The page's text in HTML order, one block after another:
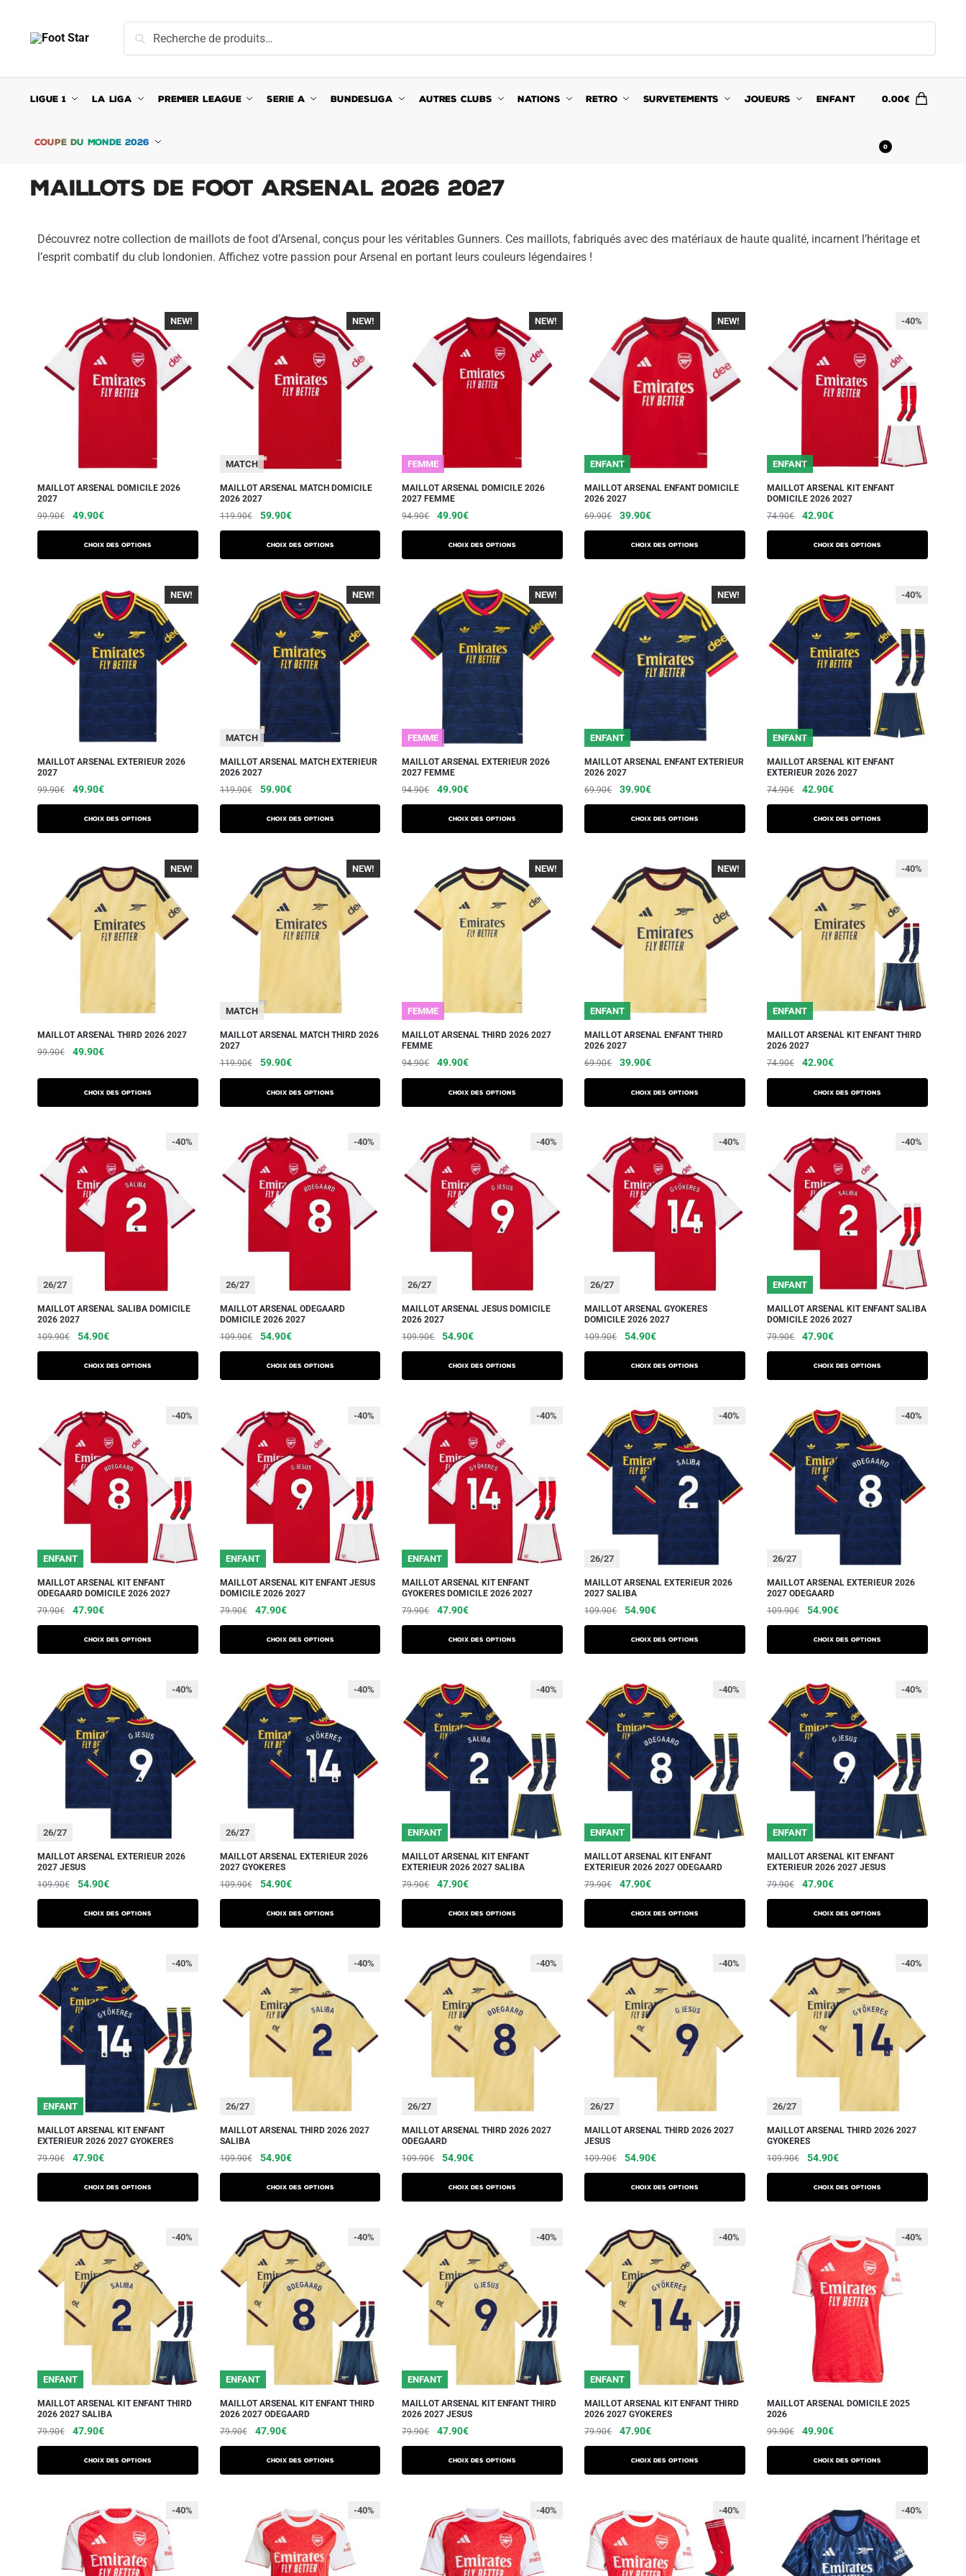
Recherche
LIGUE 1 LA LIGA PREMIER LEAGUE SERIE A BUNDESLIGA AUTRES CLUBS NATIONS RETRO SURVETEMENTS JOUEURS ENFANT
COUPE DU MONDE 2026
0.00€
0
Maillots de Foot Arsenal 2026 2027
Découvrez notre collection de maillots de foot d’Arsenal, conçus pour les véritables Gunners. Ces maillots, fabriqués avec des matériaux de haute qualité, incarnent l’héritage et
l’esprit combatif du club londonien. Affichez votre passion pour Arsenal en portant leurs couleurs légendaires !
-40%
NEW!
MAILLOT ARSENAL DOMICILE 2026
2027
99.90€ 49.90€
Choix des options
-40%
NEW!
MATCH
MAILLOT ARSENAL MATCH DOMICILE
2026 2027
119.90€ 59.90€
Choix des options
-40%
NEW!
FEMME
MAILLOT ARSENAL DOMICILE 2026
2027 FEMME
94.90€ 49.90€
Choix des options
-40%
NEW!
ENFANT
MAILLOT ARSENAL ENFANT DOMICILE
2026 2027
69.90€ 39.90€
Choix des options
ENFANT
-40%
MAILLOT ARSENAL KIT ENFANT
DOMICILE 2026 2027
74.90€ 42.90€
Choix des options
-40%
NEW!
MAILLOT ARSENAL EXTERIEUR 2026
2027
99.90€ 49.90€
Choix des options
-40%
NEW!
MATCH
MAILLOT ARSENAL MATCH EXTERIEUR
2026 2027
119.90€ 59.90€
Choix des options
-40%
NEW!
FEMME
MAILLOT ARSENAL EXTERIEUR 2026
2027 FEMME
94.90€ 49.90€
Choix des options
-40%
NEW!
ENFANT
MAILLOT ARSENAL ENFANT EXTERIEUR
2026 2027
69.90€ 39.90€
Choix des options
ENFANT
-40%
MAILLOT ARSENAL KIT ENFANT
EXTERIEUR 2026 2027
74.90€ 42.90€
Choix des options
-40%
NEW!
MAILLOT ARSENAL THIRD 2026 2027
99.90€ 49.90€
Choix des options
-40%
NEW!
MATCH
MAILLOT ARSENAL MATCH THIRD 2026
2027
119.90€ 59.90€
Choix des options
-40%
NEW!
FEMME
MAILLOT ARSENAL THIRD 2026 2027
FEMME
94.90€ 49.90€
Choix des options
-40%
NEW!
ENFANT
MAILLOT ARSENAL ENFANT THIRD
2026 2027
69.90€ 39.90€
Choix des options
ENFANT
-40%
MAILLOT ARSENAL KIT ENFANT THIRD
2026 2027
74.90€ 42.90€
Choix des options
26/27
-40%
MAILLOT ARSENAL SALIBA DOMICILE
2026 2027
109.90€ 54.90€
Choix des options
26/27
-40%
MAILLOT ARSENAL ODEGAARD
DOMICILE 2026 2027
109.90€ 54.90€
Choix des options
26/27
-40%
MAILLOT ARSENAL JESUS DOMICILE
2026 2027
109.90€ 54.90€
Choix des options
26/27
-40%
MAILLOT ARSENAL GYOKERES
DOMICILE 2026 2027
109.90€ 54.90€
Choix des options
ENFANT
-40%
MAILLOT ARSENAL KIT ENFANT SALIBA
DOMICILE 2026 2027
79.90€ 47.90€
Choix des options
ENFANT
-40%
MAILLOT ARSENAL KIT ENFANT
ODEGAARD DOMICILE 2026 2027
79.90€ 47.90€
Choix des options
ENFANT
-40%
MAILLOT ARSENAL KIT ENFANT JESUS
DOMICILE 2026 2027
79.90€ 47.90€
Choix des options
ENFANT
-40%
MAILLOT ARSENAL KIT ENFANT
GYOKERES DOMICILE 2026 2027
79.90€ 47.90€
Choix des options
26/27
-40%
MAILLOT ARSENAL EXTERIEUR 2026
2027 SALIBA
109.90€ 54.90€
Choix des options
26/27
-40%
MAILLOT ARSENAL EXTERIEUR 2026
2027 ODEGAARD
109.90€ 54.90€
Choix des options
26/27
-40%
MAILLOT ARSENAL EXTERIEUR 2026
2027 JESUS
109.90€ 54.90€
Choix des options
26/27
-40%
MAILLOT ARSENAL EXTERIEUR 2026
2027 GYOKERES
109.90€ 54.90€
Choix des options
ENFANT
-40%
MAILLOT ARSENAL KIT ENFANT
EXTERIEUR 2026 2027 SALIBA
79.90€ 47.90€
Choix des options
ENFANT
-40%
MAILLOT ARSENAL KIT ENFANT
EXTERIEUR 2026 2027 ODEGAARD
79.90€ 47.90€
Choix des options
ENFANT
-40%
MAILLOT ARSENAL KIT ENFANT
EXTERIEUR 2026 2027 JESUS
79.90€ 47.90€
Choix des options
ENFANT
-40%
MAILLOT ARSENAL KIT ENFANT
EXTERIEUR 2026 2027 GYOKERES
79.90€ 47.90€
Choix des options
26/27
-40%
MAILLOT ARSENAL THIRD 2026 2027
SALIBA
109.90€ 54.90€
Choix des options
26/27
-40%
MAILLOT ARSENAL THIRD 2026 2027
ODEGAARD
109.90€ 54.90€
Choix des options
26/27
-40%
MAILLOT ARSENAL THIRD 2026 2027
JESUS
109.90€ 54.90€
Choix des options
26/27
-40%
MAILLOT ARSENAL THIRD 2026 2027
GYOKERES
109.90€ 54.90€
Choix des options
ENFANT
-40%
MAILLOT ARSENAL KIT ENFANT THIRD
2026 2027 SALIBA
79.90€ 47.90€
Choix des options
ENFANT
-40%
MAILLOT ARSENAL KIT ENFANT THIRD
2026 2027 ODEGAARD
79.90€ 47.90€
Choix des options
ENFANT
-40%
MAILLOT ARSENAL KIT ENFANT THIRD
2026 2027 JESUS
79.90€ 47.90€
Choix des options
ENFANT
-40%
MAILLOT ARSENAL KIT ENFANT THIRD
2026 2027 GYOKERES
79.90€ 47.90€
Choix des options
-40%
MAILLOT ARSENAL DOMICILE 2025
2026
99.90€ 49.90€
Choix des options
-40% -40% -40% -40% -40%